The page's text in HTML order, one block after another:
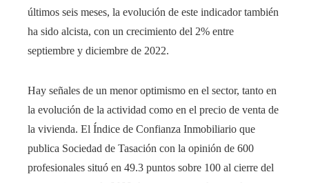
últimos seis meses, la evolución de este indicador también
ha sido alcista, con un crecimiento del 2% entre
septiembre y diciembre de 2022.
Hay señales de un menor optimismo en el sector, tanto en
la evolución de la actividad como en el precio de venta de
la vivienda. El Índice de Confianza Inmobiliario que
publica Sociedad de Tasación con la opinión de 600
profesionales situó en 49.3 puntos sobre 100 al cierre del